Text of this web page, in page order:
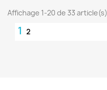
Affichage 1-20 de 33 article(s)
1 2